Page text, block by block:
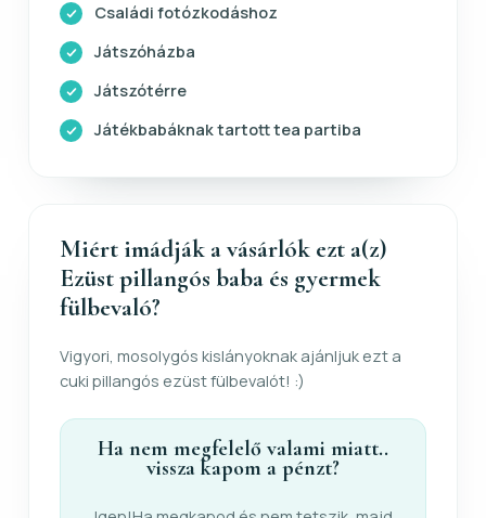
Családi fotózkodáshoz
Játszóházba
Játszótérre
Játékbabáknak tartott tea partiba
Miért imádják a vásárlók ezt a(z)
Ezüst pillangós baba és gyermek
fülbevaló?
Vigyori, mosolygós kislányoknak ajánljuk ezt a
cuki pillangós ezüst fülbevalót! :)
Ha nem megfelelő valami miatt..
vissza kapom a pénzt?